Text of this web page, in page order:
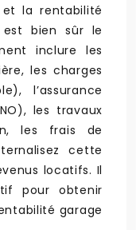
la rentabilité
est bien sûr le
inclure les
les charges
l’assurance
les travaux
les frais de
cette
locatifs. Il
pour obtenir
garage